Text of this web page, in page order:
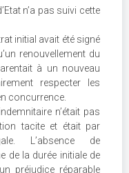
n’a pas suivi cette
initial avait été signé
renouvellement du
à un nouveau
respecter les
concurrence.
n’était pas
tacite et était par
L’absence de
de la durée initiale de
préjudice réparable